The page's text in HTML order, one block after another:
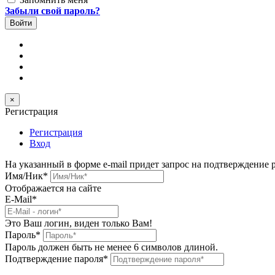
Забыли свой пароль?
×
Регистрация
Регистрация
Вход
На указанный в форме e-mail придет запрос на подтверждение
Имя/Ник*
Отображается на сайте
E-Mail*
Это Ваш логин, виден только Вам!
Пароль*
Пароль должен быть не менее 6 символов длиной.
Подтверждение пароля*